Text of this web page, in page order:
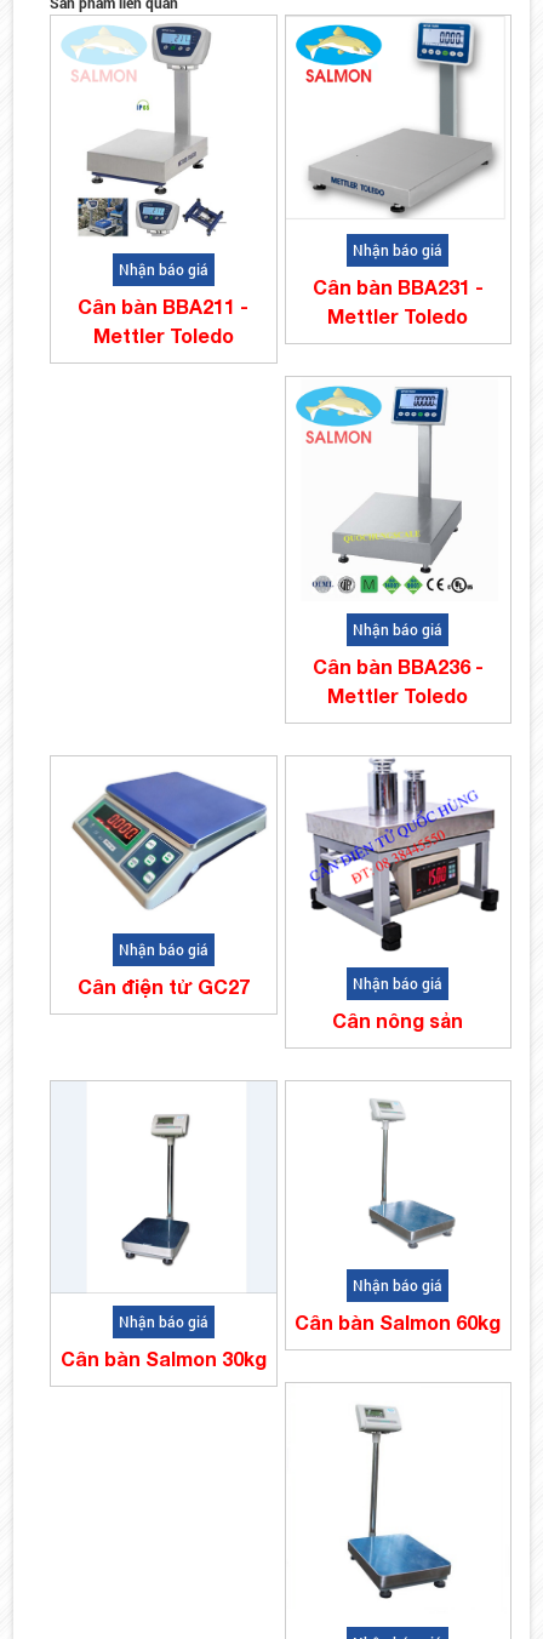
Nhận báo giá
Cân bàn BBA211 -
Mettler Toledo
Nhận báo giá
Cân bàn BBA231 -
Mettler Toledo
Nhận báo giá
Cân bàn BBA236 -
Mettler Toledo
Nhận báo giá
Cân điện tử GC27 Nhận báo giá
Cân nông sản
Nhận báo giá
Cân bàn Salmon 30kg
Nhận báo giá
Cân bàn Salmon 60kg